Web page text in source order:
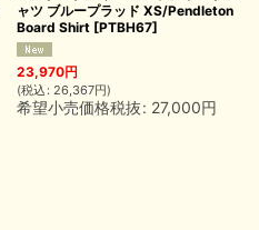
ャツ ブループラッド XS/Pendleton
Board Shirt [PTBH67]
23,970円
(税込 : 26,367円)
希望小売価格税抜: 27,000円